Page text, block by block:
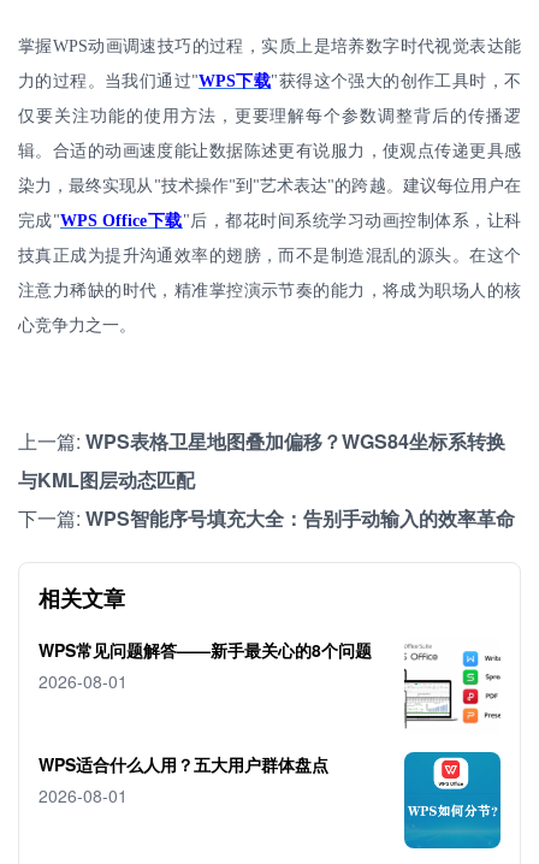
掌握WPS动画调速技巧的过程，实质上是培养数字时代视觉表达能
力的过程。当我们通过"WPS下载"获得这个强大的创作工具时，不
仅要关注功能的使用方法，更要理解每个参数调整背后的传播逻
辑。合适的动画速度能让数据陈述更有说服力，使观点传递更具感
染力，最终实现从 "技术操作"到 "艺术表达"的跨越。建议每位用户在
完成"WPS Office下载" 后，都花时间系统学习动画控制体系，让科
技真正成为提升沟通效率的翅膀，而不是制造混乱的源头。在这个
注意力稀缺的时代，精准掌控演示节奏的能力，将成为职场人的核
心竞争力之一。
上一篇: WPS表格卫星地图叠加偏移？WGS84坐标系转换
与KML图层动态匹配
下一篇: WPS智能序号填充大全：告别手动输入的效率革命
相关文章
WPS常见问题解答——新手最关心的8个问题
2026-08-01
WPS适合什么人用？五大用户群体盘点
2026-08-01